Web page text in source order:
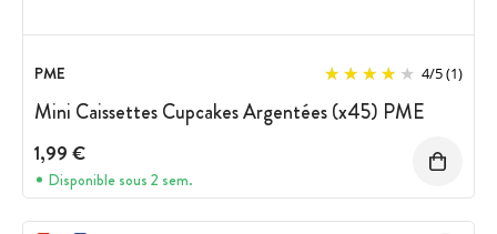
PME 4/5(1)
Mini Caissettes Cupcakes Argentées (x45) PME
1,99 €
Disponible sous 2 sem.